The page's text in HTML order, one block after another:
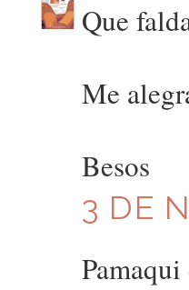
Que
Me
Besos
3 DE